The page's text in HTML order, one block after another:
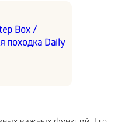
Box /
походка Daily